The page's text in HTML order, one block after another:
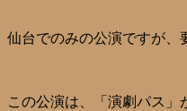
仙台でのみの公演ですが
この公演は、「演劇パス」